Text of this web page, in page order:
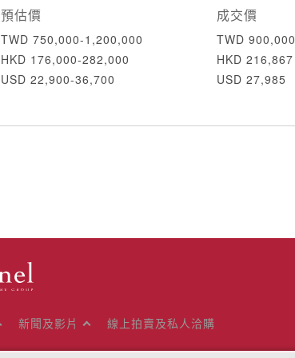
預估價
TWD 750,000-1,200,000
HKD 176,000-282,000
USD 22,900-36,700
成交價
TWD 900,000
HKD 216,867
USD 27,985
新聞及影片 線上拍賣及私人洽購